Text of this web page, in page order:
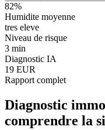
82%
Humidite moyenne
tres eleve
Niveau de risque
3 min
Diagnostic IA
19 EUR
Rapport complet
Diagnostic
comprendre la